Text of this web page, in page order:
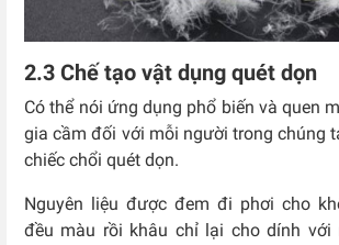
2.3 Chế tạo vật dụng quét dọn
Có thể nói ứng dụng phổ biến và quen
gia cầm đối với mỗi người trong chúng
chiếc chổi quét dọn.
Nguyên liệu được đem đi phơi cho
đều màu rồi khâu chỉ lại cho dính với